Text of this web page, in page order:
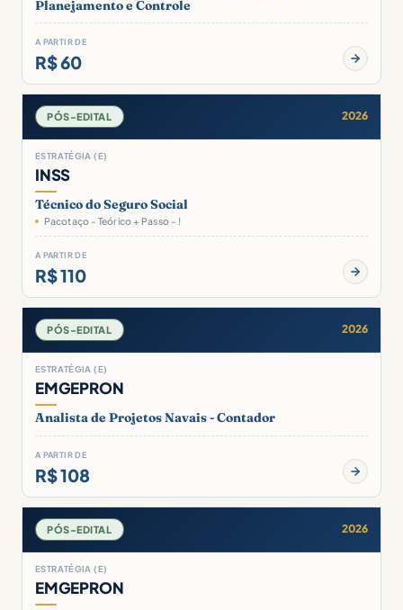
Planejamento e Controle
A PARTIR DE
R$ 60
PÓS-EDITAL 2026
ESTRATÉGIA (E)
INSS
Técnico do Seguro Social
Pacotaço - Teórico + Passo - !
A PARTIR DE
R$ 110
PÓS-EDITAL 2026
ESTRATÉGIA (E)
EMGEPRON
Analista de Projetos Navais - Contador
A PARTIR DE
R$ 108
PÓS-EDITAL 2026
ESTRATÉGIA (E)
EMGEPRON